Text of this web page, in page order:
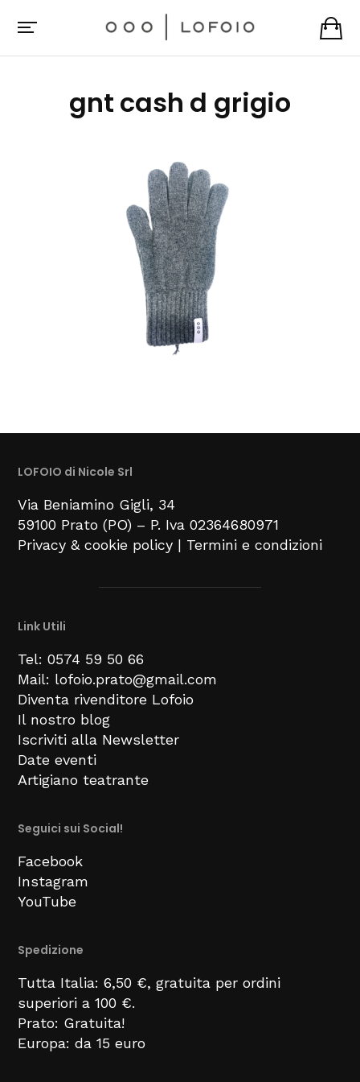
gnt cash d grigio
LOFOIO di Nicole Srl
Via Beniamino Gigli, 34
59100 Prato (PO) – P. Iva 02364680971
Privacy & cookie policy | Termini e condizioni
Link Utili
Tel: 0574 59 50 66
Mail: lofoio.prato@gmail.com
Diventa rivenditore Lofoio
Il nostro blog
Iscriviti alla Newsletter
Date eventi
Artigiano teatrante
Seguici sui Social!
Facebook
Instagram
YouTube
Spedizione
Tutta Italia: 6,50 €, gratuita per ordini
superiori a 100 €.
Prato: Gratuita!
Europa: da 15 euro